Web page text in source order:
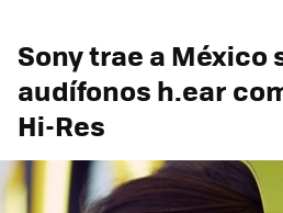
Sony trae a México
audífonos h.ear
Hi-Res